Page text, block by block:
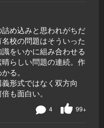
め込みと思われがちだ
校の問題はそういった
をいかに組み合わせる
らしい問題の連続。作
る。
形式ではなく双方向
も面白い。
99+
4